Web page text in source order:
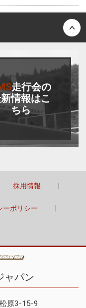
走行会の
情報はこ
ちら
採用情報
ーポリシー
ャパン
原3-15-9